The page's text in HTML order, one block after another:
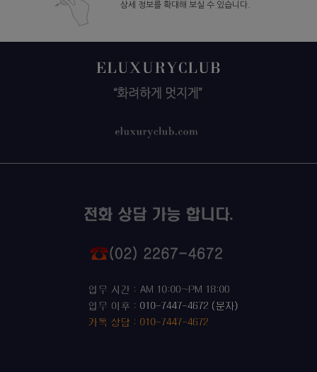
상세 정보를 확대해 보실 수 있습니다.